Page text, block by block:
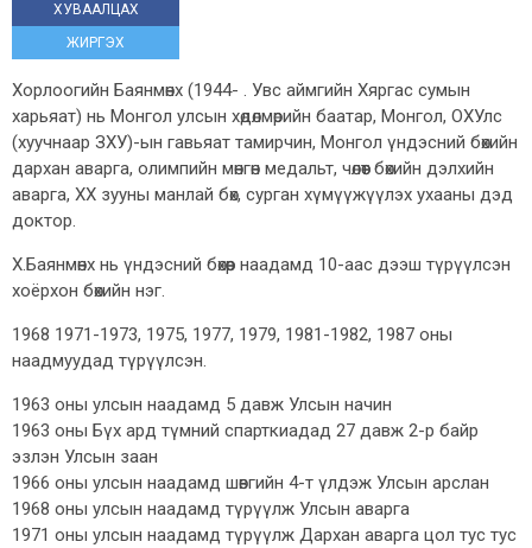
ХУВААЛЦАХ
ЖИРГЭХ
Хорлоогийн Баянмөнх (1944- . Увс аймгийн Хяргас сумын
харьяат) нь Монгол улсын хөдөлмөрийн баатар, Монгол, ОХУлс
(хуучнаар ЗХУ)-ын гавьяат тамирчин, Монгол үндэсний бөхийн
дархан аварга, олимпийн мөнгөн медальт, чөлөөт бөхийн дэлхийн
аварга, XX зууны манлай бөх, сурган хүмүүжүүлэх ухааны дэд
доктор.
Х.Баянмөнх нь үндэсний бөхөөр наадамд 10-аас дээш түрүүлсэн
хоёрхон бөхийн нэг.
1968 1971-1973, 1975, 1977, 1979, 1981-1982, 1987 оны
наадмуудад түрүүлсэн.
1963 оны улсын наадамд 5 давж Улсын начин
1963 оны Бүх ард түмний спарткиадад 27 давж 2-р байр
эзлэн Улсын заан
1966 оны улсын наадамд шөвгийн 4-т үлдэж Улсын арслан
1968 оны улсын наадамд түрүүлж Улсын аварга
1971 оны улсын наадамд түрүүлж Дархан аварга цол тус тус